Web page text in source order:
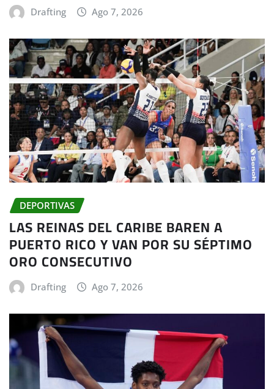
Drafting Ago 7, 2026
DEPORTIVAS
LAS REINAS DEL CARIBE BAREN A
PUERTO RICO Y VAN POR SU SÉPTIMO
ORO CONSECUTIVO
Drafting Ago 7, 2026